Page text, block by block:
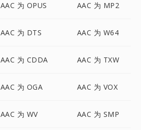
AAC 为 OPUS AAC 为 MP2
AAC 为 DTS AAC 为 W64
AAC 为 CDDA AAC 为 TXW
AAC 为 OGA AAC 为 VOX
AAC 为 WV AAC 为 SMP